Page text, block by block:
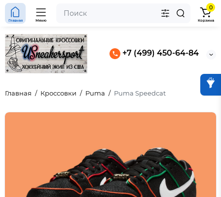
+7 (499) 450-64-84
Главная Меню
0
Корзина
Главная Кроссовки Puma Puma Speedcat